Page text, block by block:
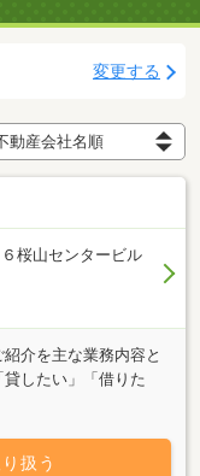
変更する
桜山センタービル
介を主な業務内容と
したい」「借りた
します。熊本の住い
。スタッフが親身に
扱う